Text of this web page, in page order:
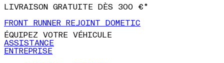
FRONT RUNNER REJOINT DOMETIC
ÉQUIPEZ VOTRE VÉHICULE
ASSISTANCE
ENTREPRISE